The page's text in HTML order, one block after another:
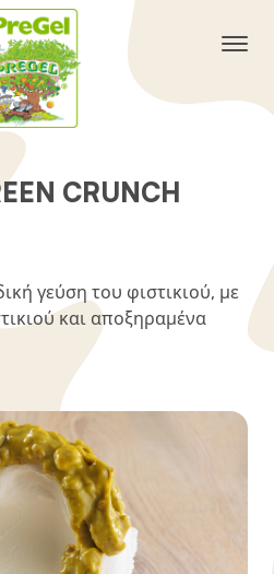
CRUNCH
γεύση του φιστικιού, με
και αποξηραμένα